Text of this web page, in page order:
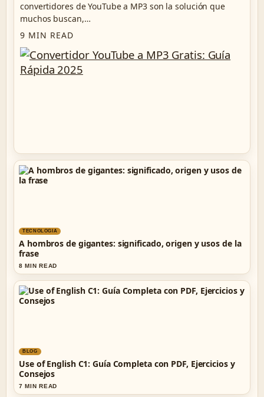
convertidores de YouTube a MP3 son la solución que
muchos buscan,…
9 MIN READ
TECNOLOGIA
A hombros de gigantes: significado, origen y usos de la
frase
8 MIN READ
BLOG
Use of English C1: Guía Completa con PDF, Ejercicios y
Consejos
7 MIN READ